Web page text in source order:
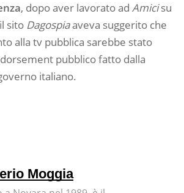
, dopo aver lavorato ad Amicisu
sito Dagospiaaveva suggerito che
alla tv pubblica sarebbe stato
pubblico fatto dalla
italiano.
Moggia